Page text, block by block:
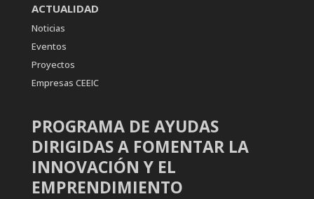
ACTUALIDAD
Noticias
Eventos
Proyectos
Empresas CEEIC
PROGRAMA DE AYUDAS
DIRIGIDAS A FOMENTAR LA
INNOVACIÓN Y EL
EMPRENDIMIENTO